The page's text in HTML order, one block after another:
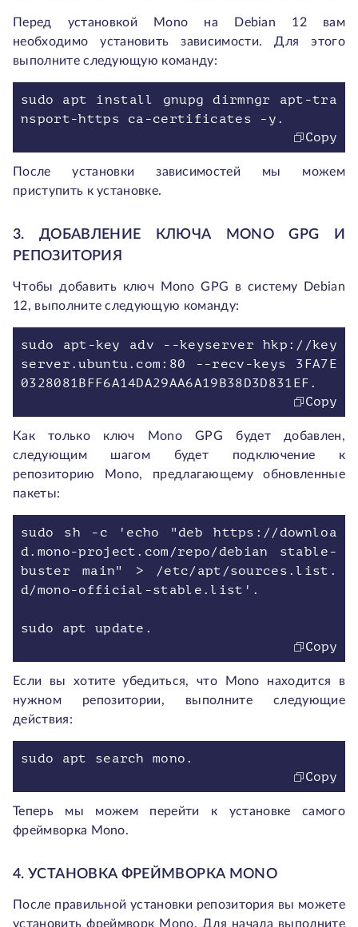
Перед установкой Mono на Debian 12 вам
необходимо установить зависимости. Для этого
выполните следующую команду:
sudo apt install gnupg dirmngr apt-tra
nsport-https ca-certificates -y.
Copy
После установки зависимостей мы можем
приступить к установке.
3. ДОБАВЛЕНИЕ КЛЮЧА MONO GPG И
РЕПОЗИТОРИЯ
Чтобы добавить ключ Mono GPG в систему Debian
12, выполните следующую команду:
sudo apt-key adv --keyserver hkp://key
server.ubuntu.com:80 --recv-keys 3FA7E
0328081BFF6A14DA29AA6A19B38D3D831EF.
Copy
Как только ключ Mono GPG будет добавлен,
следующим шагом будет подключение к
репозиторию Mono, предлагающему обновленные
пакеты:
sudo sh -c 'echo "deb https://downloa
d.mono-project.com/repo/debian stable-
buster main" > /etc/apt/sources.list.
d/mono-official-stable.list'.
sudo apt update.
Copy
Если вы хотите убедиться, что Mono находится в
нужном репозитории, выполните следующие
действия:
sudo apt search mono.
Copy
Теперь мы можем перейти к установке самого
фреймворка Mono.
4. УСТАНОВКА ФРЕЙМВОРКА MONO
После правильной установки репозитория вы можете
установить фреймворк Mono. Для начала выполните